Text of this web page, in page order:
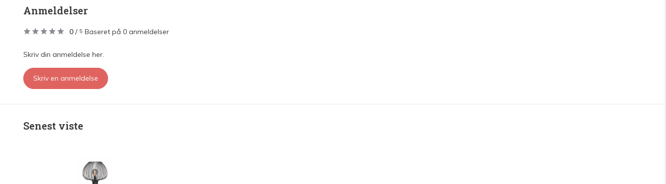
Anmeldelser
0 / 5 Baseret på 0 anmeldelser
Skriv din anmeldelse her.
Skriv en anmeldelse
Senest viste